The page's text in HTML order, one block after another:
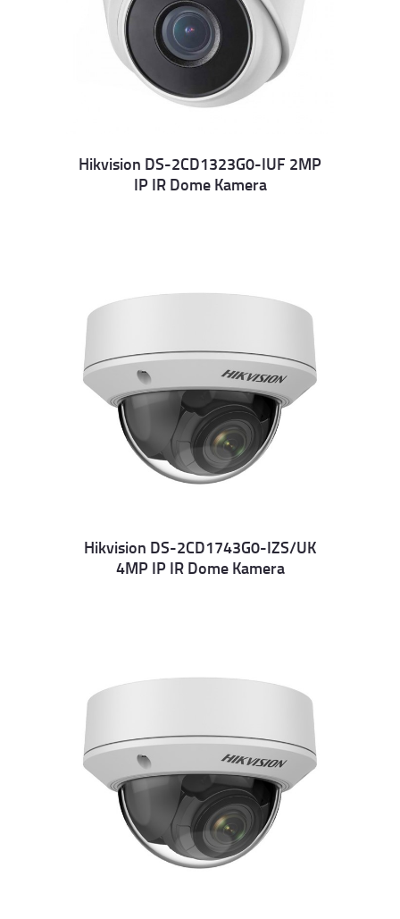
Details
Hikvision DS-2CD1323G0-IUF 2MP
IP IR Dome Kamera
Details
Hikvision DS-2CD1743G0-IZS/UK
4MP IP IR Dome Kamera